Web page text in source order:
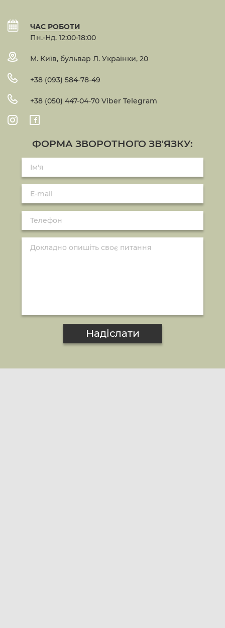
ЧАС РОБОТИ
Пн.-Нд. 12:00-18:00
М. Київ, бульвар Л. Українки, 20
+38 (093) 584-78-49
+38 (050) 447-04-70 Viber Telegram
ФОРМА ЗВОРОТНОГО ЗВ'ЯЗКУ:
Надіслати